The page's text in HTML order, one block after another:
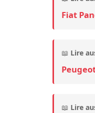
Fiat
📖 Lire
📖 Lire